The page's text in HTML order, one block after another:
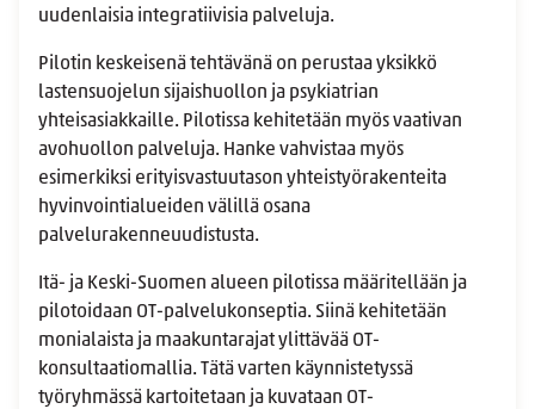
uudenlaisia integratiivisia palveluja.
Pilotin keskeisenä tehtävänä on perustaa yksikkö
lastensuojelun sijaishuollon ja psykiatrian
yhteisasiakkaille. Pilotissa kehitetään myös vaativan
avohuollon palveluja. Hanke vahvistaa myös
esimerkiksi erityisvastuutason yhteistyörakenteita
hyvinvointialueiden välillä osana
palvelurakenneuudistusta.
Itä- ja Keski-Suomen alueen pilotissa määritellään ja
pilotoidaan OT-palvelukonseptia. Siinä kehitetään
monialaista ja maakuntarajat ylittävää OT-
konsultaatiomallia. Tätä varten käynnistetyssä
työryhmässä kartoitetaan ja kuvataan OT-